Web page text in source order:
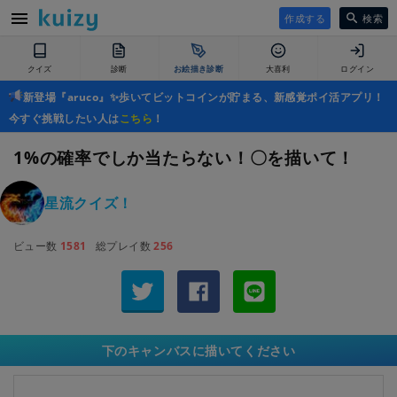
作成する 検索
クイズ 診断 お絵描き診断 大喜利 ログイン
新登場『aruco』✨歩いてビットコインが貯まる、新感覚ポイ活アプリ！
今すぐ挑戦したい人はこちら ！
1%の確率でしか当たらない！〇を描いて！
星流クイズ！
ビュー数 1581 総プレイ数 256
下のキャンバスに描いてください